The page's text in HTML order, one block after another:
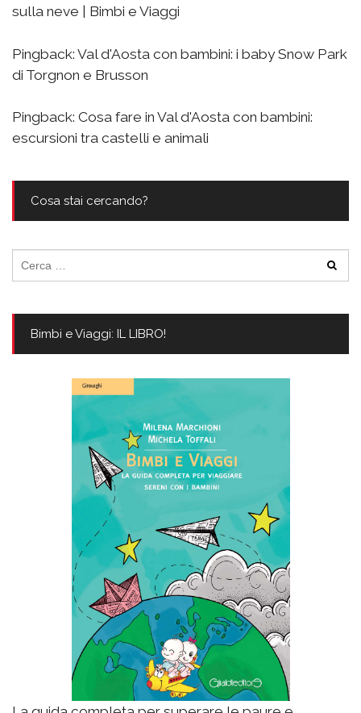
sulla neve | Bimbi e Viaggi
Pingback: Val d'Aosta con bambini: i baby Snow Park
di Torgnon e Brusson
Pingback: Cosa fare in Val d'Aosta con bambini:
escursioni tra castelli e animali
Cosa stai cercando?
per:
Bimbi e Viaggi: IL LIBRO!